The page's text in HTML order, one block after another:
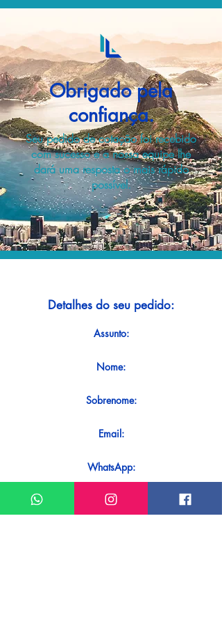
Obrigado pela
confiança.
Seu pedido de cotação foi recebido
com sucesso e a nossa equipe lhe
dará uma resposta o mais rápido
possível.
Detalhes do seu pedido:
Assunto:
Nome:
Sobrenome:
Email:
WhatsApp:
Mensagem: